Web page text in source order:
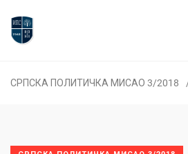
СРПСКА ПОЛИТИЧКА МИСАО 3/2018